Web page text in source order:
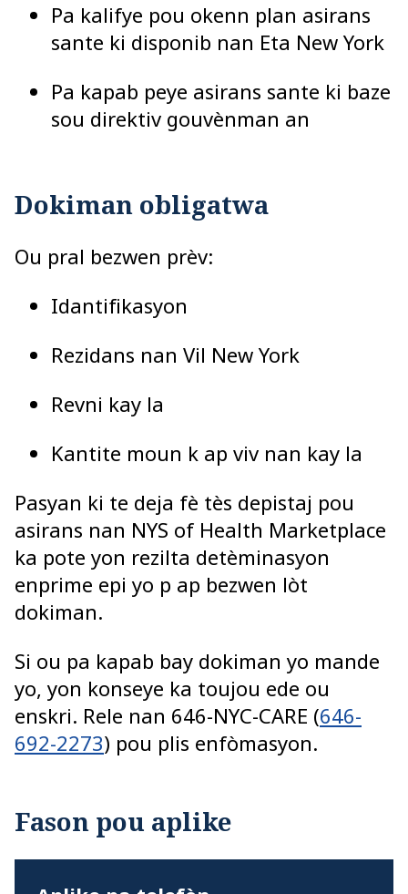
Pa kalifye pou okenn plan asirans
sante ki disponib nan Eta New York
Pa kapab peye asirans sante ki baze
sou direktiv gouvènman an
Dokiman obligatwa
Ou pral bezwen prèv:
Idantifikasyon
Rezidans nan Vil New York
Revni kay la
Kantite moun k ap viv nan kay la
Pasyan ki te deja fè tès depistaj pou
asirans nan NYS of Health Marketplace
ka pote yon rezilta detèminasyon
enprime epi yo p ap bezwen lòt
dokiman.
Si ou pa kapab bay dokiman yo mande
yo, yon konseye ka toujou ede ou
enskri. Rele nan 646-NYC-CARE (646-
692-2273) pou plis enfòmasyon.
Fason pou aplike